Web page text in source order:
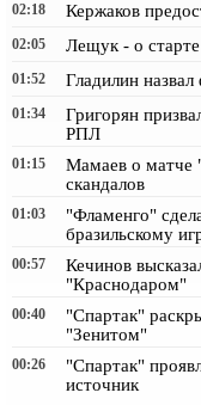
02:18 Кержаков
02:05 Лещук - о
01:52 Гладилин
01:34
Григорян
РПЛ
01:15
Мамаев о матче
скандалов
01:03
"Фламенго"
бразильскому
00:57
Кечинов
"Краснодаром"
00:40
"Спартак"
"Зенитом"
00:26
"Спартак"
источник